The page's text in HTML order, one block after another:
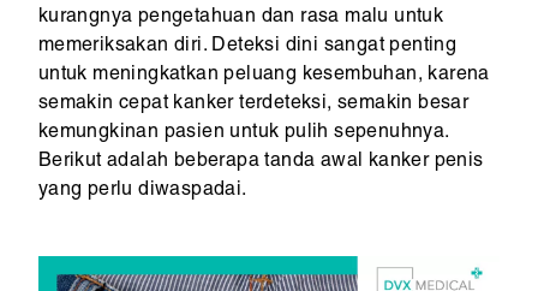
kurangnya pengetahuan dan rasa malu untuk
memeriksakan diri. Deteksi dini sangat penting
untuk meningkatkan peluang kesembuhan, karena
semakin cepat kanker terdeteksi, semakin besar
kemungkinan pasien untuk pulih sepenuhnya.
Berikut adalah beberapa tanda awal kanker penis
yang perlu diwaspadai.